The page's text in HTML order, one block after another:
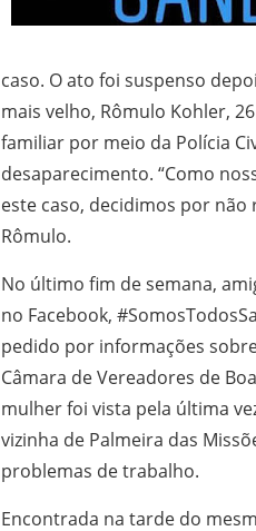
caso. O ato foi suspenso
mais velho, Rômulo Kohler,
familiar por meio da Polícia
desaparecimento. “Como
este caso, decidimos por não
Rômulo.
No último fim de semana,
no Facebook,
pedido por informações
Câmara de Vereadores de
mulher foi vista pela última
vizinha de Palmeira das
problemas de trabalho.
Encontrada na tarde do